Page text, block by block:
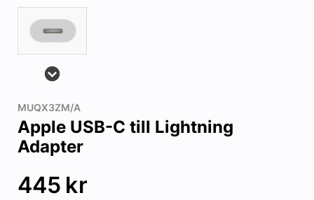
MUQX3ZM/A
Apple USB-C till Lightning
Adapter
445 kr